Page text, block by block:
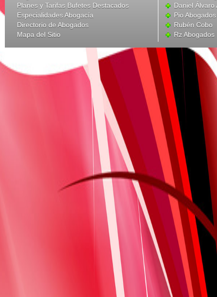
Planes y Tarifas Bufetes Destacados
Especialidades Abogacía
Directorio de Abogados
Mapa del Sitio
Daniel Álvaro
Pio
Rubén Cobo
Rz Abogados